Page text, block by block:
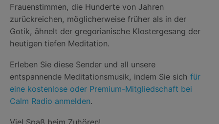
Frauenstimmen, die Hunderte von Jahren
zurückreichen, möglicherweise früher als in der
Gotik, ähnelt der gregorianische Klostergesang der
heutigen tiefen Meditation.
Erleben Sie diese Sender und all unsere
entspannende Meditationsmusik, indem Sie sich für
eine kostenlose oder Premium-Mitgliedschaft bei
Calm Radio anmelden.